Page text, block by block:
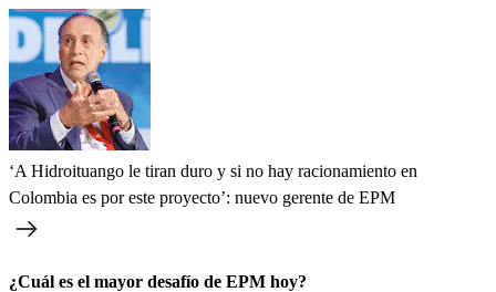
‘A Hidroituango le tiran duro y si no hay racionamiento en
Colombia es por este proyecto’: nuevo gerente de EPM
¿Cuál es el mayor desafío de EPM hoy?